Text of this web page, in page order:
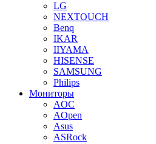
LG
NEXTOUCH
Benq
IKAR
IIYAMA
HISENSE
SAMSUNG
Philips
Мониторы
AOC
AOpen
Asus
ASRock